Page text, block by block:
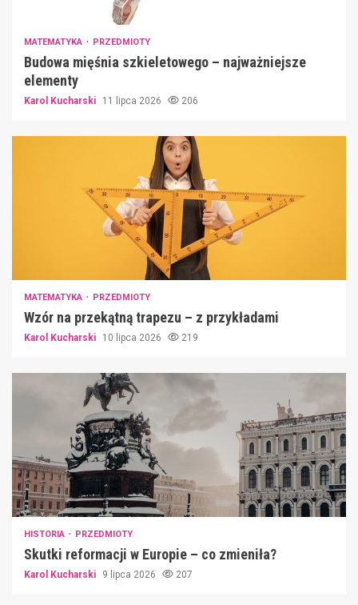
MATEMATYKA PRZEDMIOTY
Budowa mięśnia szkieletowego – najważniejsze
elementy
Karol Kucharski 11 lipca 2026 206
MATEMATYKA PRZEDMIOTY
Wzór na przekątną trapezu – z przykładami
Karol Kucharski 10 lipca 2026 219
HISTORIA PRZEDMIOTY
Skutki reformacji w Europie – co zmieniła?
Karol Kucharski 9 lipca 2026 207